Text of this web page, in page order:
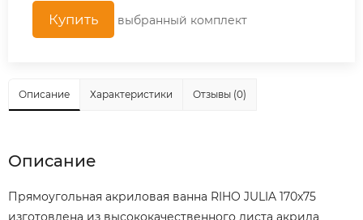
выбранный комплект
Описание Характеристики Отзывы (0)
Описание
Прямоугольная акриловая ванна RIHO JULIA 170x75
изготовлена из высококачественного листа акрила